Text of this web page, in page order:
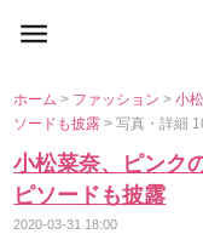
ホーム> ファッション>小
ソードも披露> 写真・詳細
小松菜奈、ピンク
ピソードも披露
2020-03-31 18:00